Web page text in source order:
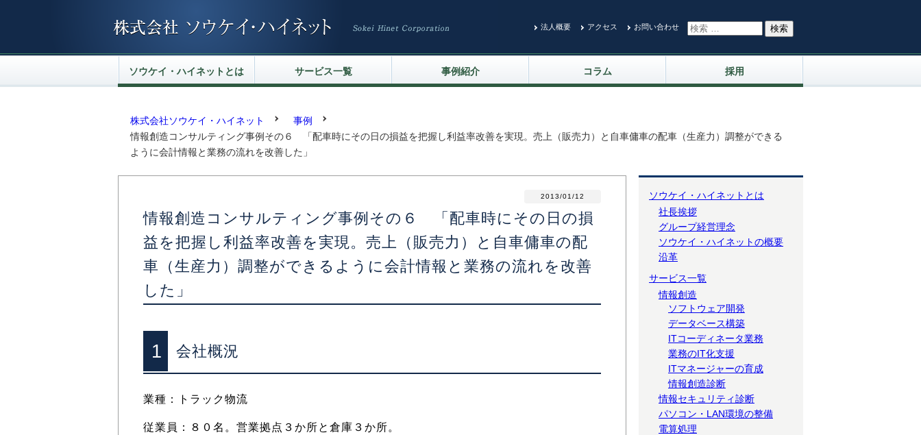
法人概要 アクセス お問い合わせ
ソウケイ・ハイネットとは サービス一覧 事例紹介 コラム 採用
株式会社ソウケイ・ハイネット
事例
情報創造コンサルティング事例その６ 「配車時にその日の損益を把握し利益率改善を実現。売上（販売力）と自車傭車の配車（生産力）調整ができる
ように会計情報と業務の流れを改善した」
2013/01/12
情報創造コンサルティング事例その６ 「配車時にその日の損
益を把握し利益率改善を実現。売上（販売力）と自車傭車の配
車（生産力）調整ができるように会計情報と業務の流れを改善
した」
1 会社概況
業種：トラック物流
従業員：８０名。営業拠点３か所と倉庫３か所。
ソウケイ・ハイネットとは
社長挨拶
グループ経営理念
ソウケイ・ハイネットの概要
沿革
サービス一覧
情報創造
ソフトウェア開発
データベース構築
ITコーディネータ業務
業務のIT化支援
ITマネージャーの育成
情報創造診断
情報セキュリティ診断
パソコン・LAN環境の整備
電算処理